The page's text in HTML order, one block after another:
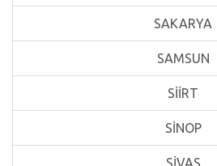
SAKARYA
SAMSUN
SİİRT
SİNOP
SİVAS